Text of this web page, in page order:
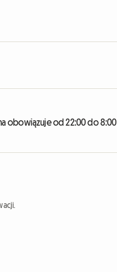
obowiązuje od 22:00 do 8:00